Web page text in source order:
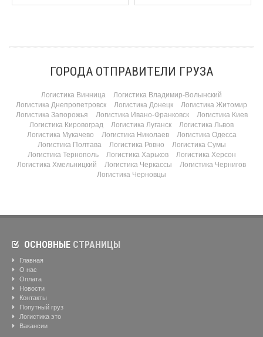
ГОРОДА ОТПРАВИТЕЛИ ГРУЗА
Логистика Винница
Логистика Владимир-Волынский
Логистика Днепропетровск
Логистика Донецк
Логистика Житомир
Логистика Запорожья
Логистика Ивано-Франковск
Логистика Киев
Логистика Кировоград
Логистика Луганск
Логистика Львов
Логистика Мукачево
Логистика Николаев
Логистика Одесса
Логистика Полтава
Логистика Ровно
Логистика Сумы
Логистика Тернополь
Логистика Харьков
Логистика Херсон
Логистика Хмельницкий
Логистика Черкассы
Логистика Чернигов
Логистика Черновцы
ОСНОВНЫЕ СТРАНИЦЫ
Главная
О нас
Оплата
Новости
Контакты
Попутный груз
Логистика это
Вакансии